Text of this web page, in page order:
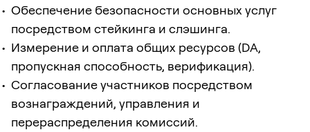
Обеспечение безопасности основных услуг
посредством стейкинга и слэшинга.
Измерение и оплата общих ресурсов (DA,
пропускная способность, верификация).
Согласование участников посредством
вознаграждений, управления и
перераспределения комиссий.